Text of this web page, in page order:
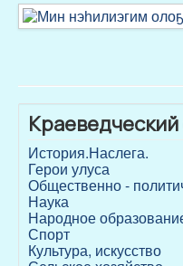
История.Наслега.
Герои улуса
Общественно -
Наука
Народное
Спорт
Культура, искусство